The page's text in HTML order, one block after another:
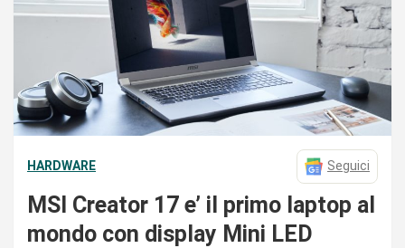
HARDWARE Seguici
MSI Creator 17 e’ il primo laptop al
mondo con display Mini LED